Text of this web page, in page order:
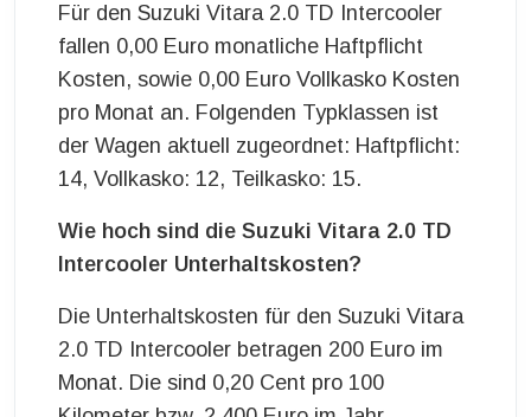
Für den Suzuki Vitara 2.0 TD Intercooler
fallen 0,00 Euro monatliche Haftpflicht
Kosten, sowie 0,00 Euro Vollkasko Kosten
pro Monat an. Folgenden Typklassen ist
der Wagen aktuell zugeordnet: Haftpflicht:
14, Vollkasko: 12, Teilkasko: 15.
Wie hoch sind die Suzuki Vitara 2.0 TD
Intercooler Unterhaltskosten?
Die Unterhaltskosten für den Suzuki Vitara
2.0 TD Intercooler betragen 200 Euro im
Monat. Die sind 0,20 Cent pro 100